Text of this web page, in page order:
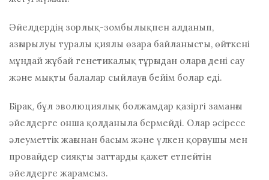
Әйелдердің зорлық-зомбылықпен алданып,
азғырылуы туралы қиялы өзара байланысты, өйткені
мұндай жұбай генетикалық тұрғыдан оларға дені сау
және мықты балалар сыйлауға бейім болар еді.
Бірақ, бұл эволюциялық болжамдар қазіргі заманғы
әйелдерге онша қолданыла бермейді. Олар әсіресе
әлеуметтік жағынан басым және үлкен қорғаушы мен
провайдер сияқты заттарды қажет етпейтін
әйелдерге жарамсыз.